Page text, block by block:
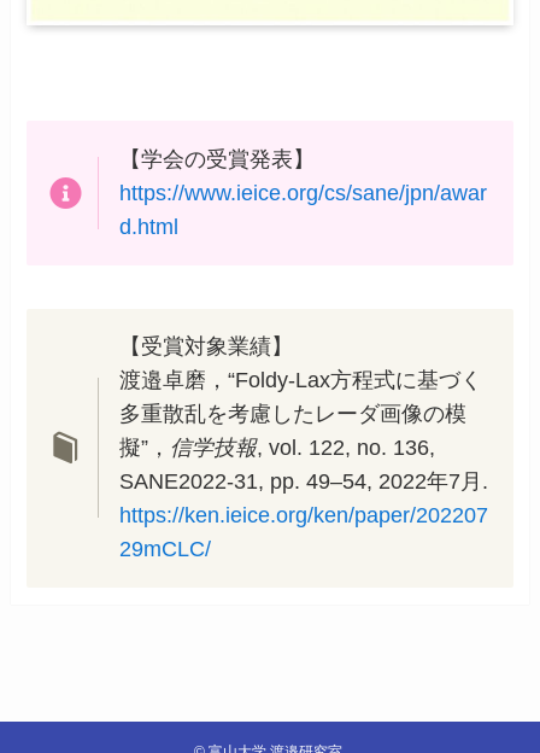
【学会の受賞発表】
https://www.ieice.org/cs/sane/jpn/awar
d.html
【受賞対象業績】
渡邉卓磨，“Foldy-Lax方程式に基づく
多重散乱を考慮したレーダ画像の模
擬”， 信学技報, vol. 122, no. 136,
SANE2022-31, pp. 49–54, 2022年7月.
https://ken.ieice.org/ken/paper/202207
29mCLC/